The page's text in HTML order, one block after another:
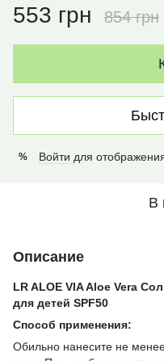
553 грн 854 грн
% Войти для
В
Описание
LR ALOE VIA Aloe Vera
для детей SPF50
Способ применения:
Обильно нанесите не